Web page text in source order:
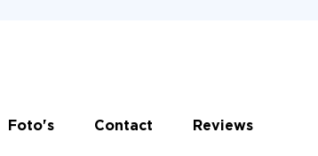
Foto's Contact Reviews